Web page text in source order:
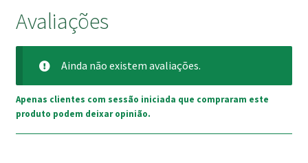
Avaliações
Ainda não existem avaliações.
Apenas clientes com sessão iniciada que compraram este
produto podem deixar opinião.